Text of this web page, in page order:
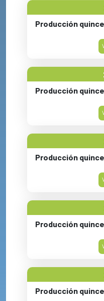
Producción
Producción
Producción
Producción
Producción